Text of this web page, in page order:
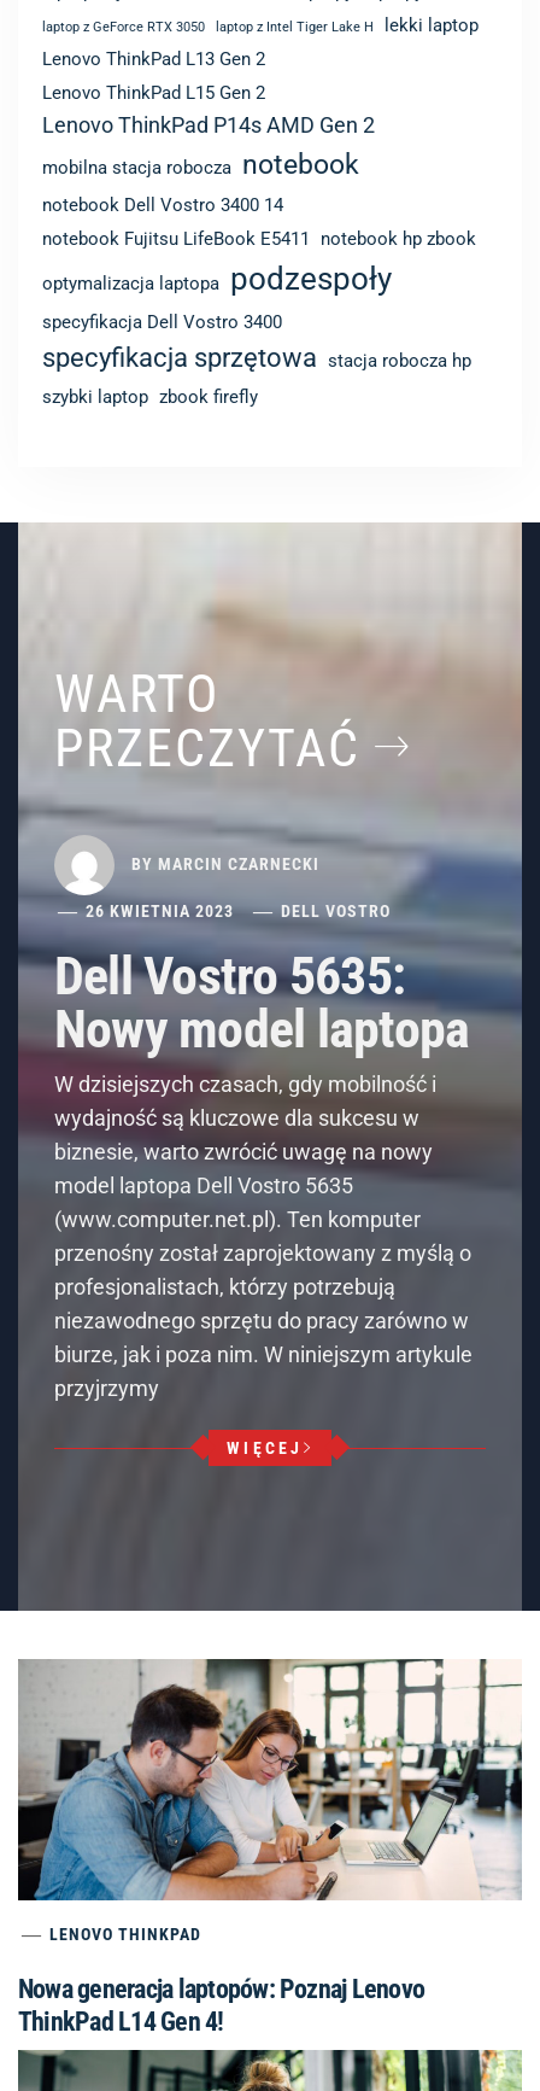
mobilna stacja robocza notebook
notebook Dell Vostro 3400 14
notebook Fujitsu LifeBook E5411 notebook hp zbook
optymalizacja laptopa podzespoły
specyfikacja Dell Vostro 3400
specyfikacja sprzętowa
stacja robocza hp
szybki laptop zbook firefly
WARTO
PRZECZYTAĆ
BYMARCIN CZARNECKI
Dell Vostro 5635:
Nowy model laptopa
W dzisiejszych czasach, gdy mobilność i
wydajność są kluczowe dla sukcesu w
biznesie, warto zwrócić uwagę na nowy
model laptopa Dell Vostro 5635
(www.computer.net.pl). Ten komputer
przenośny został zaprojektowany z myślą o
profesjonalistach, którzy potrzebują
niezawodnego sprzętu do pracy zarówno w
biurze, jak i poza nim. W niniejszym artykule
przyjrzymy
WIĘCEJ
LENOVO THINKPAD
Nowa generacja laptopów: Poznaj Lenovo
ThinkPad L14 Gen 4!